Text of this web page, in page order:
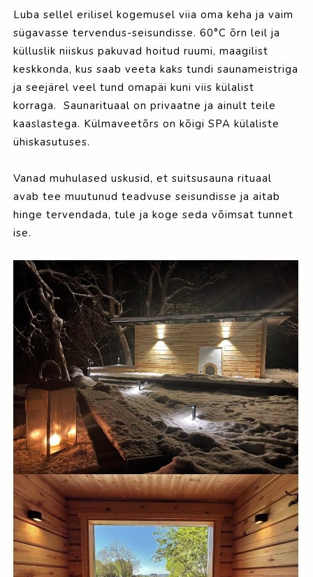
Luba sellel erilisel kogemusel viia oma keha ja vaim
sügavasse tervendus-seisundisse. 60°C õrn leil ja
külluslik niiskus pakuvad hoitud ruumi, maagilist
keskkonda, kus saab veeta kaks tundi saunameistriga
ja seejärel veel tund omapäi kuni viis külalist
korraga. Saunarituaal on privaatne ja ainult teile
kaaslastega. Külmaveetõrs on kõigi SPA külaliste
ühiskasutuses.
Vanad muhulased uskusid, et suitsusauna rituaal
avab tee muutunud teadvuse seisundisse ja aitab
hinge tervendada, tule ja koge seda võimsat tunnet
ise.